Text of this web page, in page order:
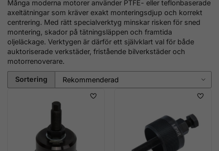
Många moderna motorer använder PTFE- eller teflonbaserade
axeltätningar som kräver exakt monteringsdjup och korrekt
centrering. Med rätt specialverktyg minskar risken för sned
montering, skador på tätningsläppen och framtida
oljeläckage. Verktygen är därför ett självklart val för både
auktoriserade verkstäder, fristående bilverkstäder och
motorrenoverare.
Sortering